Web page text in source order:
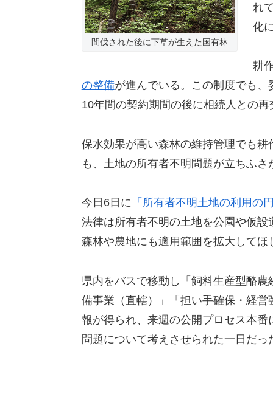
間伐された後に下草が生えた国有林
れ
化
耕
の整備が進んでいる。この制度でも
10年間の契約期間の後に相続人との
保水効果が高い森林の維持管理でも
も、土地の所有者不明問題が立ちふさ
今日6日に 「所有者不明土地の利用の
法律は所有者不明の土地を公園や仮
森林や農地にも適用範囲を拡大してほ
県内をバスで移動し「飼料生産型酪
備事業（直轄）」「担い手確保・経
報が得られ、来週の公開プロセス本
問題について考えさせられた一日だっ